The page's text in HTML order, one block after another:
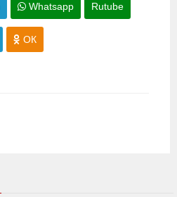
Whatsapp Rutube
ОК